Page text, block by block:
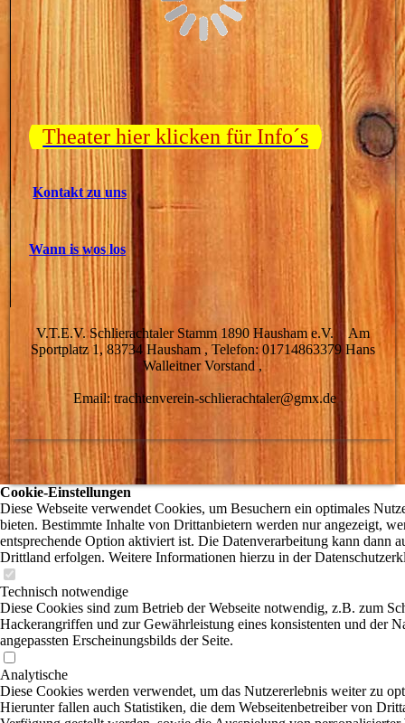
Theater hier klicken für Info´s
Kontakt zu uns
Wann is wos los
V.T.E.V. Schlierachtaler Stamm 1890 Hausham e.V. Am
Sportplatz 1, 83734 Hausham , Telefon: 01714863379 Hans
Walleitner Vorstand ,
Email: trachtenverein-schlierachtaler@gmx.de
Cookie-Einstellungen
Diese Webseite verwendet Cookies, um Besuchern ein optimales
bieten. Bestimmte Inhalte von Drittanbietern werden nur angezeigt,
entsprechende Option aktiviert ist. Die Datenverarbeitung kann dann
Drittland erfolgen. Weitere Informationen hierzu in der
Technisch notwendige
Diese Cookies sind zum Betrieb der Webseite notwendig, z.B. zum
Hackerangriffen und zur Gewährleistung eines konsistenten und der
angepassten Erscheinungsbilds der Seite.
Analytische
Diese Cookies werden verwendet, um das Nutzererlebnis weiter zu
Hierunter fallen auch Statistiken, die dem Webseitenbetreiber von